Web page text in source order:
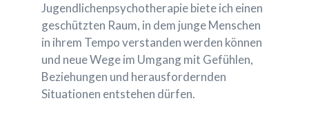
Jugendlichenpsychotherapie biete ich einen
geschützten Raum, in dem junge Menschen
in ihrem Tempo verstanden werden können
und neue Wege im Umgang mit Gefühlen,
Beziehungen und herausfordernden
Situationen entstehen dürfen.